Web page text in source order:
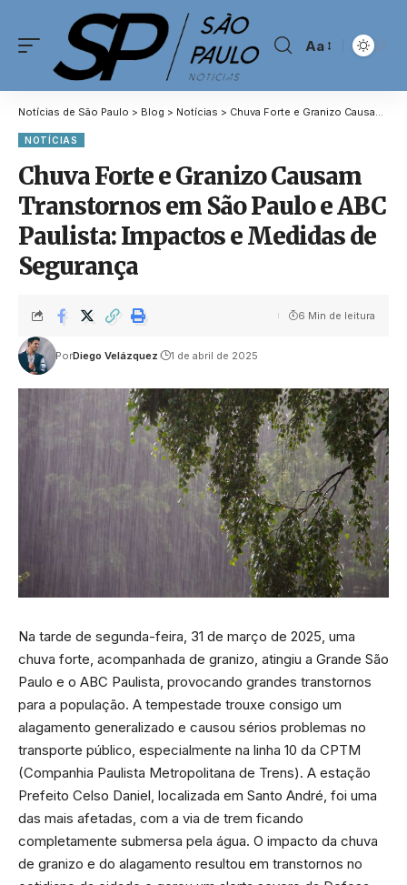
Aa
Notícias de São Paulo > Blog > Notícias > Chuva Forte e Granizo Causam Transtornos em São Paulo e ABC Paulista: Impactos e Medidas de Segurança
NOTÍCIAS
Chuva Forte e Granizo Causam
Transtornos em São Paulo e ABC
Paulista: Impactos e Medidas de
Segurança
PorDiego Velázquez 1 de abril de 2025
6 Min de leitura
Na tarde de segunda-feira, 31 de março de 2025, uma
chuva forte, acompanhada de granizo, atingiu a Grande São
Paulo e o ABC Paulista, provocando grandes transtornos
para a população. A tempestade trouxe consigo um
alagamento generalizado e causou sérios problemas no
transporte público, especialmente na linha 10 da CPTM
(Companhia Paulista Metropolitana de Trens). A estação
Prefeito Celso Daniel, localizada em Santo André, foi uma
das mais afetadas, com a via de trem ficando
completamente submersa pela água. O impacto da chuva
de granizo e do alagamento resultou em transtornos no